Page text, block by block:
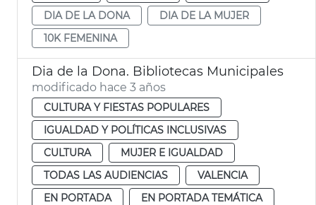
DIA DE LA DONA
DIA DE LA MUJER
10K FEMENINA
Dia de la Dona. Bibliotecas Municipales
modificado hace 3 años
CULTURA Y FIESTAS POPULARES
IGUALDAD Y POLÍTICAS INCLUSIVAS
CULTURA
MUJER E IGUALDAD
TODAS LAS AUDIENCIAS
VALENCIA
EN PORTADA
EN PORTADA TEMÁTICA